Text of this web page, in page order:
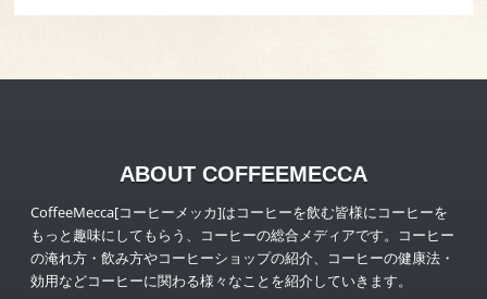
ABOUT COFFEEMECCA
CoffeeMecca[コーヒーメッカ]はコーヒーを飲む皆様にコーヒーを
もっと趣味にしてもらう、コーヒーの総合メディアです。コーヒー
の淹れ方・飲み方やコーヒーショップの紹介、コーヒーの健康法・
効用などコーヒーに関わる様々なことを紹介していきます。